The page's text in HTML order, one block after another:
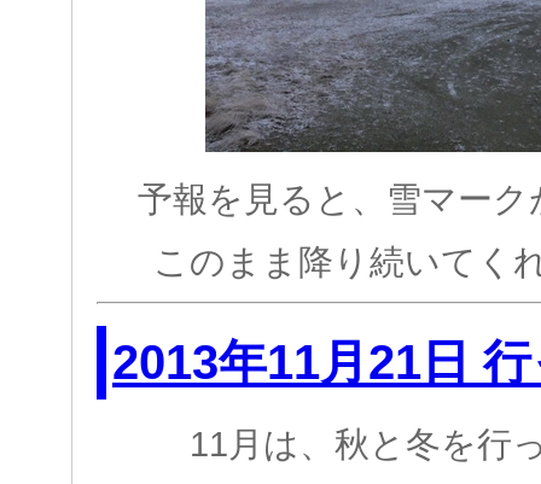
予報を見ると、雪マー
このまま降り続いてく
2013年11月21日
11月は、秋と冬を行